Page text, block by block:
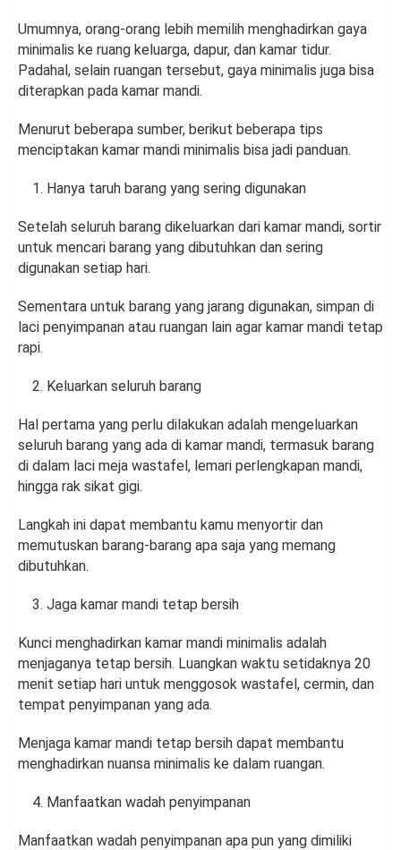
Umumnya, orang-orang lebih memilih menghadirkan gaya
minimalis ke ruang keluarga, dapur, dan kamar tidur.
Padahal, selain ruangan tersebut, gaya minimalis juga bisa
diterapkan pada kamar mandi.
Menurut beberapa sumber, berikut beberapa tips
menciptakan kamar mandi minimalis bisa jadi panduan.
Hanya taruh barang yang sering digunakan
Setelah seluruh barang dikeluarkan dari kamar mandi, sortir
untuk mencari barang yang dibutuhkan dan sering
digunakan setiap hari.
Sementara untuk barang yang jarang digunakan, simpan di
laci penyimpanan atau ruangan lain agar kamar mandi tetap
rapi.
Keluarkan seluruh barang
Hal pertama yang perlu dilakukan adalah mengeluarkan
seluruh barang yang ada di kamar mandi, termasuk barang
di dalam laci meja wastafel, lemari perlengkapan mandi,
hingga rak sikat gigi.
Langkah ini dapat membantu kamu menyortir dan
memutuskan barang-barang apa saja yang memang
dibutuhkan.
Jaga kamar mandi tetap bersih
Kunci menghadirkan kamar mandi minimalis adalah
menjaganya tetap bersih. Luangkan waktu setidaknya 20
menit setiap hari untuk menggosok wastafel, cermin, dan
tempat penyimpanan yang ada.
Menjaga kamar mandi tetap bersih dapat membantu
menghadirkan nuansa minimalis ke dalam ruangan.
Manfaatkan wadah penyimpanan
Manfaatkan wadah penyimpanan apa pun yang dimiliki